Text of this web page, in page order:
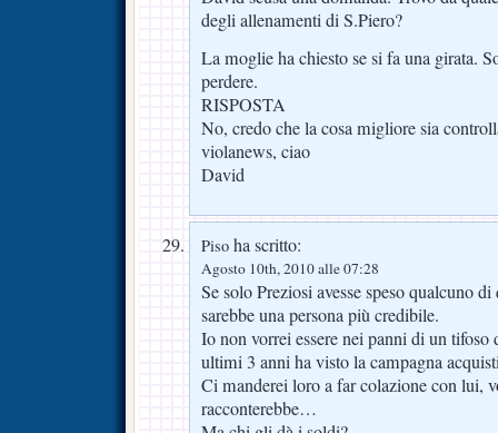
degli allenamenti di S.Piero?
La moglie ha chiesto se si fa una girata.
perdere.
RISPOSTA
No, credo che la cosa migliore sia
violanews, ciao
David
Piso ha scritto:
Agosto 10th, 2010 alle 07:28
Se solo Preziosi avesse speso qualcuno
sarebbe una persona più credibile.
Io non vorrei essere nei panni di un
ultimi 3 anni ha visto la campagna
Ci manderei loro a far colazione con lui,
racconterebbe…